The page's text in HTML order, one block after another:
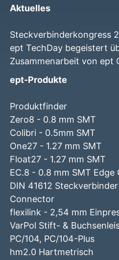
Aktuelles
Steckverbinderkongress
ept TechDay begeistert
Zusammenarbeit von ept
ept-Produkte
Produktfinder
Zero8 - 0.8 mm SMT
Colibri - 0.5mm SMT
One27 - 1.27 mm SMT
Float27 - 1.27 mm SMT
EC.8 - 0.8 mm SMT Edge
DIN 41612
Connector
flexilink - 2,54 mm
VarPol Stift- &
PC/104, PC/104-Plus
hm2.0 Hartmetrisch